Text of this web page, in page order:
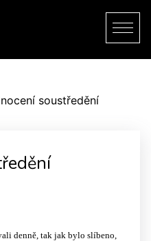
soustředění
denně, tak jak bylo slíbeno,